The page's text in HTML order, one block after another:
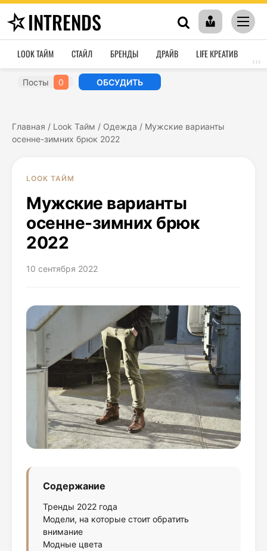
INTRENDS
LOOK ТАЙМ СТАЙЛ БРЕНДЫ ДРАЙВ LIFE КРЕАТИВ
›››
Посты 0 ОБСУДИТЬ
Главная / Look Тайм / Одежда / Мужские варианты
осенне-зимних брюк 2022
LOOK ТАЙМ
Мужские варианты
осенне-зимних брюк
2022
10 сентября 2022
Содержание
Тренды 2022 года
Модели, на которые стоит обратить
внимание
Модные цвета